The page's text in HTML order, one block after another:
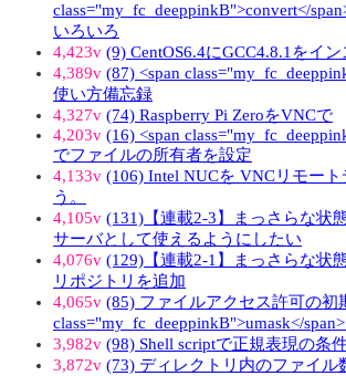
class="my_fc_deeppinkB">convert</
いろいろ
4,423v (9) CentOS6.4にGCC4.8.1をイ
4,389v (87) <span
使い方備忘録
4,327v (74) Raspberry Pi ZeroをVNCで
4,203v (16) <span
でファイルの所有者を設定
4,133v (106) Intel NUCを VNCリモー
う。
4,105v (131)【連載2-3】まっさらな状
サーバとして使えるようにしたい
4,076v (129)【連載2-1】まっさらな状
リポジトリを追加
4,065v (85) ファイルアクセス許可の初
class="my_fc_deeppinkB">umask</
3,982v (98) Shell scriptで正規表現の条
3,872v (73) ディレクトリ内のファイル